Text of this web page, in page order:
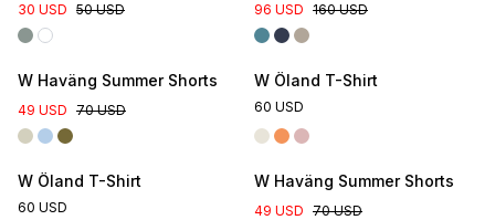
30 USD 50 USD 96 USD 160 USD
Online Exclusive
W Haväng Summer Shorts
49 USD 70 USD
W Öland T-Shirt
60 USD
W Öland T-Shirt
60 USD
Online Exclusive
W Haväng Summer Shorts
49 USD 70 USD